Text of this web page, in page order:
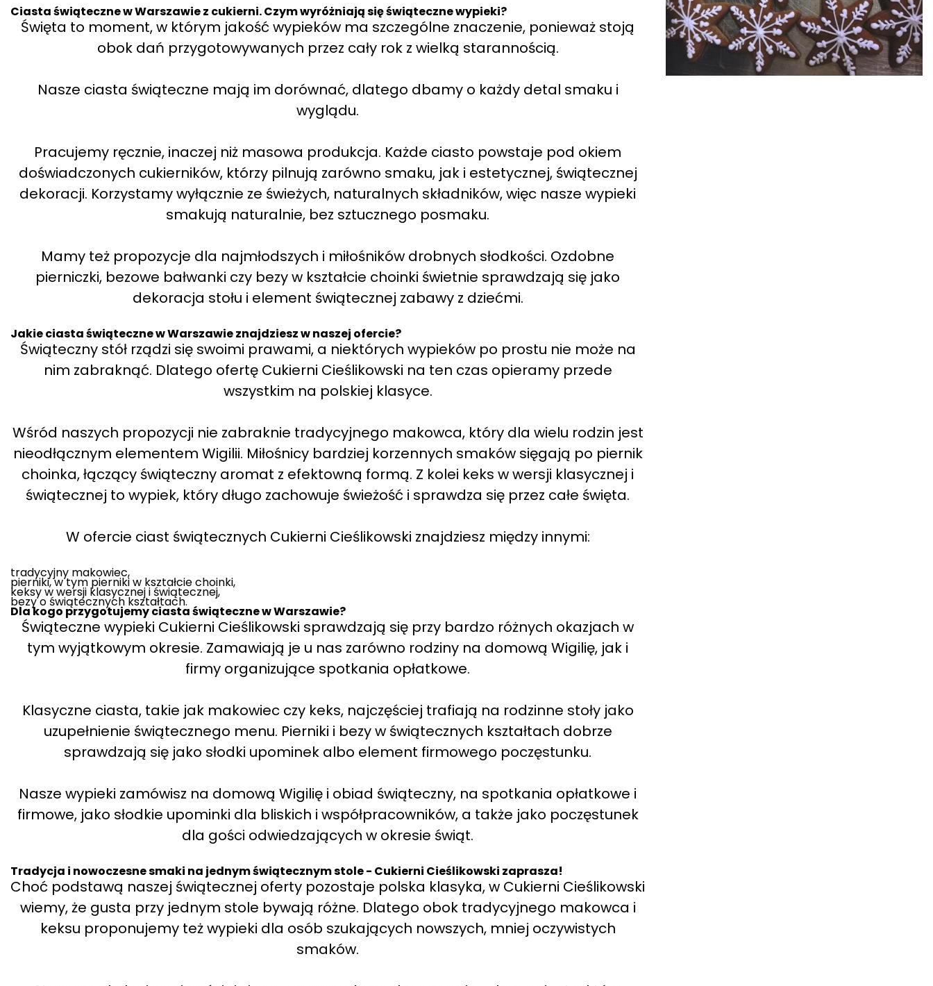
Ciasta świąteczne w Warszawie z cukierni. Czym wyróżniają się świąteczne wypieki?
Święta to moment, w którym jakość wypieków ma szczególne znaczenie, ponieważ stoją
obok dań przygotowywanych przez cały rok z wielką starannością.
Nasze ciasta świąteczne mają im dorównać, dlatego dbamy o każdy detal smaku i
wyglądu.
Pracujemy ręcznie, inaczej niż masowa produkcja. Każde ciasto powstaje pod okiem
doświadczonych cukierników, którzy pilnują zarówno smaku, jak i estetycznej, świątecznej
dekoracji. Korzystamy wyłącznie ze świeżych, naturalnych składników, więc nasze wypieki
smakują naturalnie, bez sztucznego posmaku.
Mamy też propozycje dla najmłodszych i miłośników drobnych słodkości. Ozdobne
pierniczki, bezowe bałwanki czy bezy w kształcie choinki świetnie sprawdzają się jako
dekoracja stołu i element świątecznej zabawy z dziećmi.
Jakie ciasta świąteczne w Warszawie znajdziesz w naszej ofercie?
Świąteczny stół rządzi się swoimi prawami, a niektórych wypieków po prostu nie może na
nim zabraknąć. Dlatego ofertę Cukierni Cieślikowski na ten czas opieramy przede
wszystkim na polskiej klasyce.
Wśród naszych propozycji nie zabraknie tradycyjnego makowca, który dla wielu rodzin jest
nieodłącznym elementem Wigilii. Miłośnicy bardziej korzennych smaków sięgają po piernik
choinka, łączący świąteczny aromat z efektowną formą. Z kolei keks w wersji klasycznej i
świątecznej to wypiek, który długo zachowuje świeżość i sprawdza się przez całe święta.
W ofercie ciast świątecznych Cukierni Cieślikowski znajdziesz między innymi:
tradycyjny makowiec,
pierniki, w tym pierniki w kształcie choinki,
keksy w wersji klasycznej i świątecznej,
bezy o świątecznych kształtach.
Dla kogo przygotujemy ciasta świąteczne w Warszawie?
Świąteczne wypieki Cukierni Cieślikowski sprawdzają się przy bardzo różnych okazjach w
tym wyjątkowym okresie. Zamawiają je u nas zarówno rodziny na domową Wigilię, jak i
firmy organizujące spotkania opłatkowe.
Klasyczne ciasta, takie jak makowiec czy keks, najczęściej trafiają na rodzinne stoły jako
uzupełnienie świątecznego menu. Pierniki i bezy w świątecznych kształtach dobrze
sprawdzają się jako słodki upominek albo element firmowego poczęstunku.
Nasze wypieki zamówisz na domową Wigilię i obiad świąteczny, na spotkania opłatkowe i
firmowe, jako słodkie upominki dla bliskich i współpracowników, a także jako poczęstunek
dla gości odwiedzających w okresie świąt.
Tradycja i nowoczesne smaki na jednym świątecznym stole - Cukierni Cieślikowski zaprasza!
Choć podstawą naszej świątecznej oferty pozostaje polska klasyka, w Cukierni Cieślikowski
wiemy, że gusta przy jednym stole bywają różne. Dlatego obok tradycyjnego makowca i
keksu proponujemy też wypieki dla osób szukających nowszych, mniej oczywistych
smaków.